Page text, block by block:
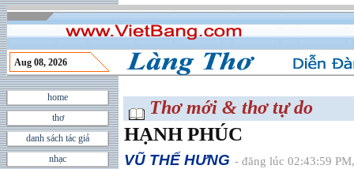
Aug 08, 2026
home
thơ
danh sách tác giả
nhạc
Thơ mới & thơ tự do
HẠNH PHÚC
VŨ THẾ HƯNG - đăng lúc 02:43:59